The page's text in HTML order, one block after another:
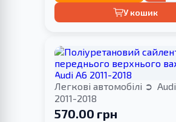
У кошик
Легкові автомобілі Audi
2011-2018
570.00 грн